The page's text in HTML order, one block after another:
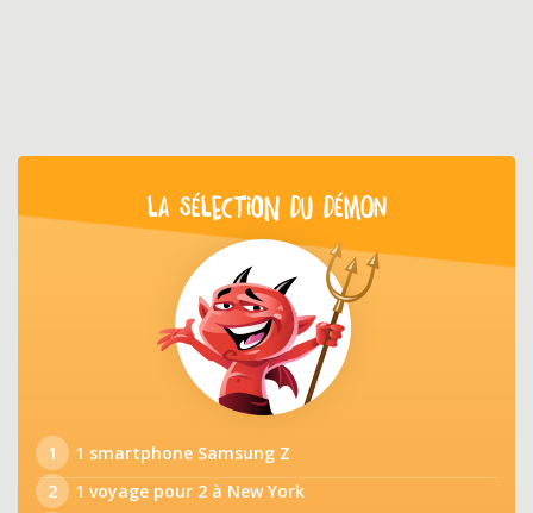
LA SÉLECTION DU DÉMON
1
1 smartphone Samsung Z
2
1 voyage pour 2 à New York